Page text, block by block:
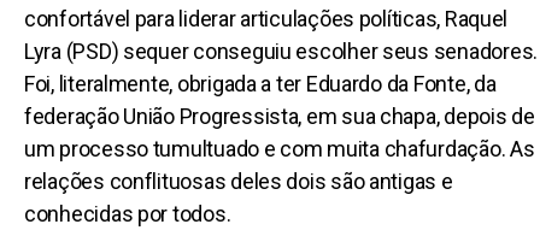
confortável para liderar articulações políticas, Raquel
Lyra (PSD) sequer conseguiu escolher seus senadores.
Foi, literalmente, obrigada a ter Eduardo da Fonte, da
federação União Progressista, em sua chapa, depois de
um processo tumultuado e com muita chafurdação. As
relações conflituosas deles dois são antigas e
conhecidas por todos.